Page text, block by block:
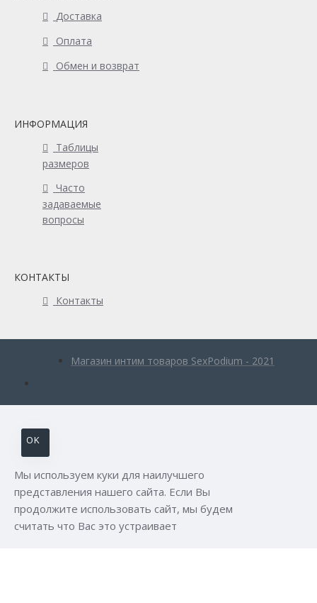
Доставка
Оплата
Обмен и возврат
ИНФОРМАЦИЯ
Таблицы
размеров
Часто
задаваемые
вопросы
КОНТАКТЫ
Контакты
Магазин интим товаров SexPodium - 2021
OK
Мы используем куки для наилучшего
представления нашего сайта. Если Вы
продолжите использовать сайт, мы будем
считать что Вас это устраивает